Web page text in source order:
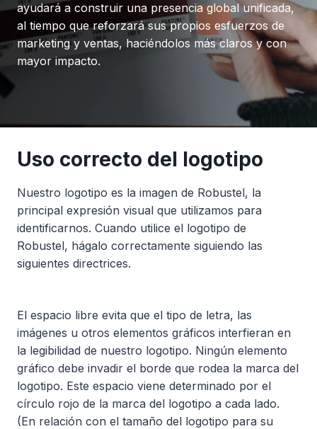
ayudará a construir una presencia global unificada,
al tiempo que reforzará sus propios esfuerzos de
marketing y ventas, haciéndolos más claros y con
mayor impacto.
Uso correcto del logotipo
Nuestro logotipo es la imagen de Robustel, la
principal expresión visual que utilizamos para
identificarnos. Cuando utilice el logotipo de
Robustel, hágalo correctamente siguiendo las
siguientes directrices.
El espacio libre evita que el tipo de letra, las
imágenes u otros elementos gráficos interfieran en
la legibilidad de nuestro logotipo. Ningún elemento
gráfico debe invadir el borde que rodea la marca del
logotipo. Este espacio viene determinado por el
círculo rojo de la marca del logotipo a cada lado.
(En relación con el tamaño del logotipo para su